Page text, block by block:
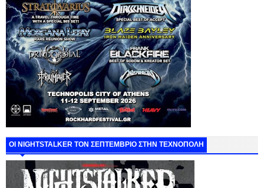
ΟΙ NIGHTSTALKER ΤΟΝ ΣΕΠΤΕΜΒΡΙΟ ΣΤΗΝ ΤΕΧΝΟΠΟΛΗ